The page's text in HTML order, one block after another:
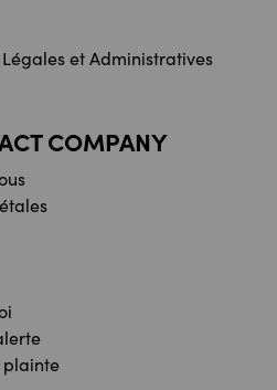
et Administratives
COMPANY
plainte